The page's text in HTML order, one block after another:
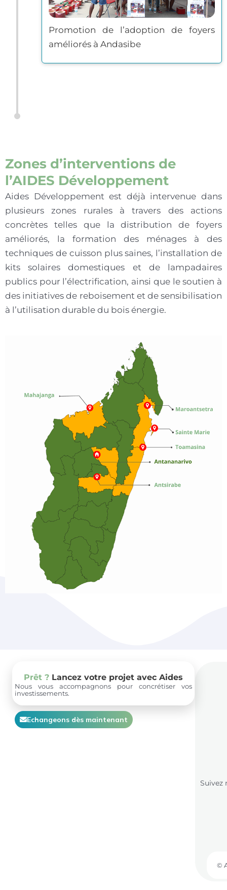
Promotion de l’adoption de foyers
améliorés à Andasibe
Zones d’interventions de
l’AIDES Développement
Aides Développement est déjà intervenue dans
plusieurs zones rurales à travers des actions
concrètes telles que la distribution de foyers
améliorés, la formation des ménages à des
techniques de cuisson plus saines, l’installation de
kits solaires domestiques et de lampadaires
publics pour l’électrification, ainsi que le soutien à
des initiatives de reboisement et de sensibilisation
à l’utilisation durable du bois énergie.
Prêt ? Lancez votre projet avec Aides
Nous vous accompagnons pour concrétiser vos
investissements.
Echangeons dès maintenant
Suivez
©